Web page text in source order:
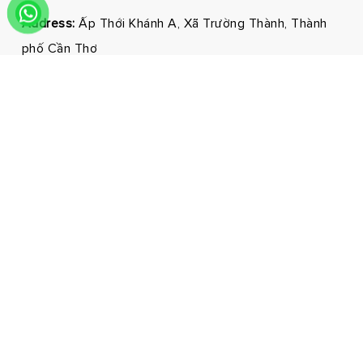
Address:Ấp Thới Khánh A, Xã Trường Thành, Thành
phố Cần Thơ